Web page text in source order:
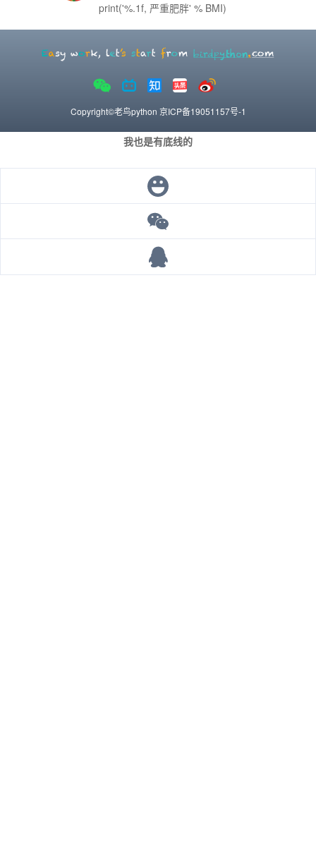
print('%.1f, 严重肥胖' % BMI)
Copyright©老鸟python 京ICP备19051157号-1
我也是有底线的